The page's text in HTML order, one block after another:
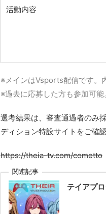
活動内容
※メインはVsports配信です。
※過去に応募した方も参加可
選考結果は、審査通過者のみ
ディション特設サイトをご確
https://theia-tv.com/cometto
関連記事
テイアプ